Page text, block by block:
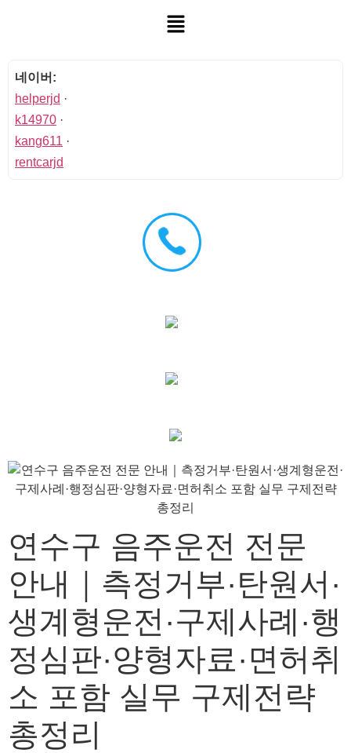
네이버:
helperjd ·
k14970 ·
kang611 ·
rentcarjd
연수구 음주운전 전문
안내｜측정거부·탄원서·
생계형운전·구제사례·행
정심판·양형자료·면허취
소 포함 실무 구제전략
총정리